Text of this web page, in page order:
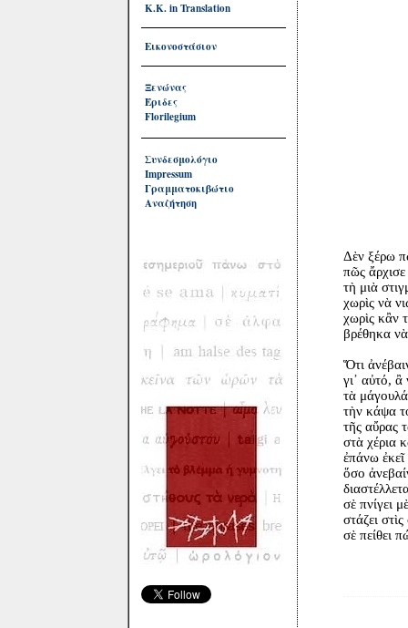
Κ.Κ. in Translation
Εικονοστάσιον
Ξενώνας
Έριδες
Florilegium
Συνδεσμολόγιο
Impressum
Γραμματοκιβώτιο
Αναζήτηση
Δὲν ξέρω
πῶς
τὴ μιὰ
χωρὶς νὰ
χωρὶς κἂν
βρέθηκα
Ὅτι
γι᾿ αὐτό,
τὰ
τὴν κάψα
τῆς αὔρας
στὰ χέρια
ἐπάνω
ὅσο
σὲ πνίγει
στάζει
σὲ πείθει